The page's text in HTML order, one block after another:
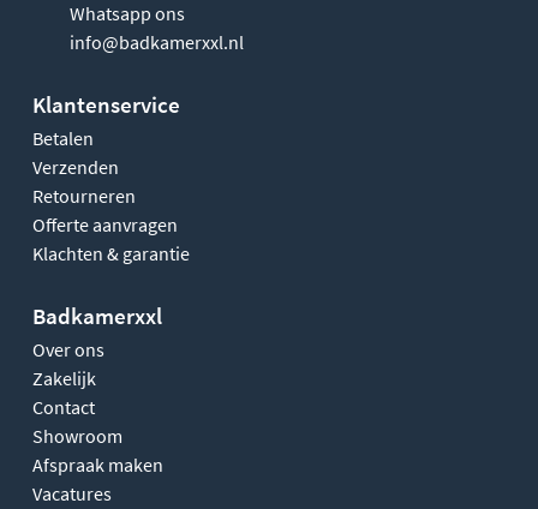
Whatsapp ons
info@badkamerxxl.nl
Klantenservice
Betalen
Verzenden
Retourneren
Offerte aanvragen
Klachten & garantie
Badkamerxxl
Over ons
Zakelijk
Contact
Showroom
Afspraak maken
Vacatures